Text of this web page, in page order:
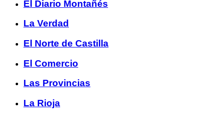
El Diario Montañés
La Verdad
El Norte de Castilla
El Comercio
Las Provincias
La Rioja